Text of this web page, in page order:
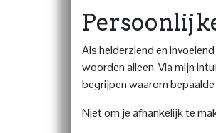
Als helderziend en
woorden alleen. Via mijn
begrijpen waarom
Niet om je afhankelijk te